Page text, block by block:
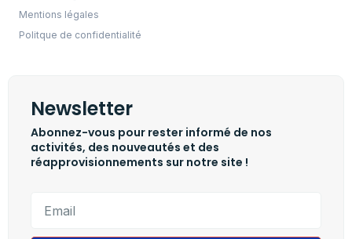
Mentions légales
Politque de confidentialité
Newsletter
Abonnez-vous pour rester informé de nos
activités, des nouveautés et des
réapprovisionnements sur notre site !